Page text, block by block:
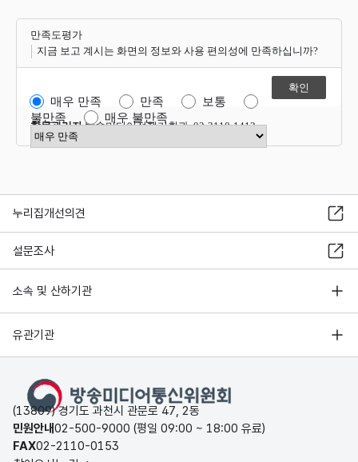
만족도평가
지금 보고 계시는 화면의 정보와 사용 편의성에 만족하십니까?
매우 만족 만족
보통
불만족
매우 불만족
만족도 점수 선택
항목관리자방송미디어정책기획과 02-2110-1412
누리집개선의견
설문조사
소속 및 산하기관
유관기관
(13809) 경기도 과천시 관문로 47, 2동
민원안내02-500-9000 (평일 09:00 ~ 18:00 유료)
FAX02-2110-0153